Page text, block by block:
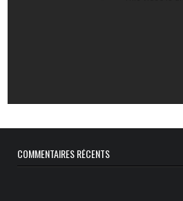
COMMENTAIRES RÉCENTS